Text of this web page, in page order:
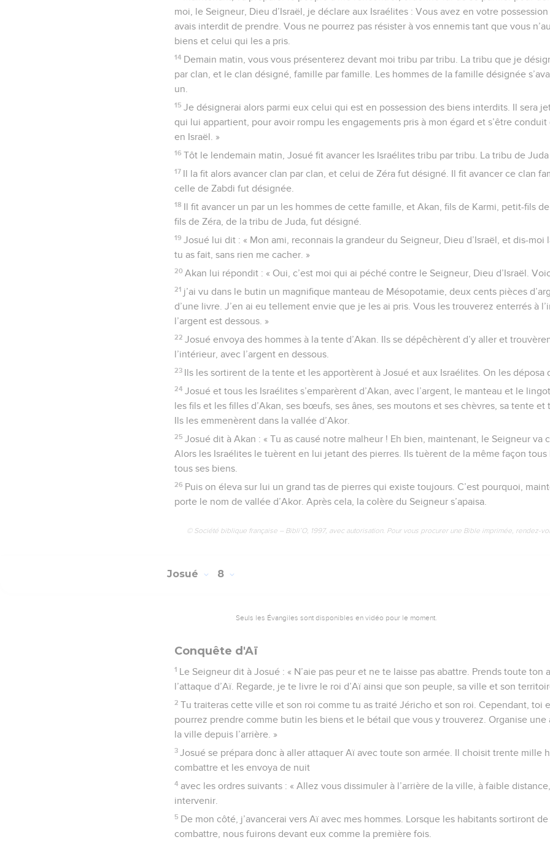
moi, le Seigneur, Dieu d’Israël, je déclare aux Israélites : Vous avez en votre
avais interdit de prendre. Vous ne pourrez pas résister à vos ennemis tant que vous
biens et celui qui les a pris.
14 Demain matin, vous vous présenterez devant moi tribu par tribu. La tribu que je
par clan, et le clan désigné, famille par famille. Les hommes de la famille désignée
un.
15 Je désignerai alors parmi eux celui qui est en possession des biens interdits. Il sera
qui lui appartient, pour avoir rompu les engagements pris à mon égard et s’être
en Israël. »
16 Tôt le lendemain matin, Josué fit avancer les Israélites tribu par tribu. La tribu de
17 Il la fit alors avancer clan par clan, et celui de Zéra fut désigné. Il fit avancer ce clan
celle de Zabdi fut désignée.
18 Il fit avancer un par un les hommes de cette famille, et Akan, fils de Karmi, petit-fils
fils de Zéra, de la tribu de Juda, fut désigné.
19 Josué lui dit : « Mon ami, reconnais la grandeur du Seigneur, Dieu d’Israël, et dis-moi
tu as fait, sans rien me cacher. »
20 Akan lui répondit : « Oui, c’est moi qui ai péché contre le Seigneur, Dieu d’Israël.
21 j’ai vu dans le butin un magnifique manteau de Mésopotamie, deux cents pièces
d’une livre. J’en ai eu tellement envie que je les ai pris. Vous les trouverez enterrés à
l’argent est dessous. »
22 Josué envoya des hommes à la tente d’Akan. Ils se dépêchèrent d’y aller et
l’intérieur, avec l’argent en dessous.
23 Ils les sortirent de la tente et les apportèrent à Josué et aux Israélites. On les déposa
24 Josué et tous les Israélites s’emparèrent d’Akan, avec l’argent, le manteau et le
les fils et les filles d’Akan, ses bœufs, ses ânes, ses moutons et ses chèvres, sa tente et
Ils les emmenèrent dans la vallée d’Akor.
25 Josué dit à Akan : « Tu as causé notre malheur ! Eh bien, maintenant, le Seigneur va
Alors les Israélites le tuèrent en lui jetant des pierres. Ils tuèrent de la même façon
tous ses biens.
26 Puis on éleva sur lui un grand tas de pierres qui existe toujours. C’est pourquoi,
porte le nom de vallée d’Akor. Après cela, la colère du Seigneur s’apaisa.
© Société biblique française – Bibli’O, 1997, avec autorisation. Pour vous procurer une Bible imprimée, rendez-
Josué 8
Seuls les Évangiles sont disponibles en vidéo pour le moment.
Conquête d'Aï
1 Le Seigneur dit à Josué : « N’aie pas peur et ne te laisse pas abattre. Prends toute ton
l’attaque d’Aï. Regarde, je te livre le roi d’Aï ainsi que son peuple, sa ville et son
2 Tu traiteras cette ville et son roi comme tu as traité Jéricho et son roi. Cependant, toi
pourrez prendre comme butin les biens et le bétail que vous y trouverez. Organise une
la ville depuis l’arrière. »
3 Josué se prépara donc à aller attaquer Aï avec toute son armée. Il choisit trente mille
combattre et les envoya de nuit
4 avec les ordres suivants : « Allez vous dissimuler à l’arrière de la ville, à faible
intervenir.
5 De mon côté, j’avancerai vers Aï avec mes hommes. Lorsque les habitants sortiront
combattre, nous fuirons devant eux comme la première fois.